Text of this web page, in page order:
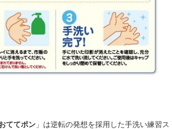
ててポン 」は逆転の発想を採用した手洗い練習ス